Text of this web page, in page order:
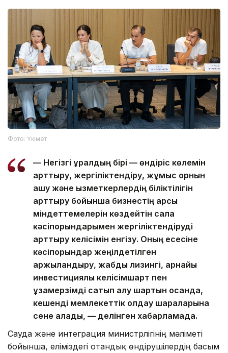
Фото: Үкімет
— Негізгі құралдың бірі — өндіріс көлемін
арттыру, жергіліктендіру, жұмыс орнын
ашу және қызметкерлердің біліктілігін
арттыру бойынша бизнестің қарсы
міндеттемелерін көздейтін сала
кәсіпорындарымен жергіліктендіруді
арттыру келісімін енгізу. Оның есесіне
кәсіпорындар жеңілдетілген
қаржыландыру, жабдық лизингі, арнайы
инвестициялық келісімшарт пен
ұзақмерзімді сатып алу шартын қосқанда,
кешенді мемлекеттік қолдау шараларына
сене алады, — делінген хабарламада.
Сауда және интеграция министрлігінің мәліметі
бойынша, еліміздегі отандық өндірушілердің басым